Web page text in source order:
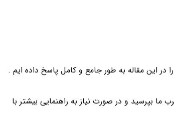
این مقاله به طور جامع و کامل پاسخ داده ایم .
بپرسید و در صورت نیاز به راهنمایی بیشتر با